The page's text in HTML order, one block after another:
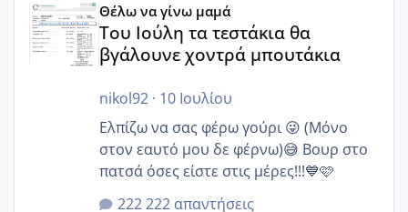
Θέλω να γίνω μαμά
Του Ιούλη τα τεστάκια θα
βγάλουνε χοντρά μπουτάκια
nikol92· 10 Ιουλίου
Ελπίζω να σας φέρω γούρι 😜 (Μόνο
στον εαυτό μου δε φέρνω)😅 Βουρ στο
πατσά όσες είστε στις μέρες!!!💙🩷
222 απαντήσεις